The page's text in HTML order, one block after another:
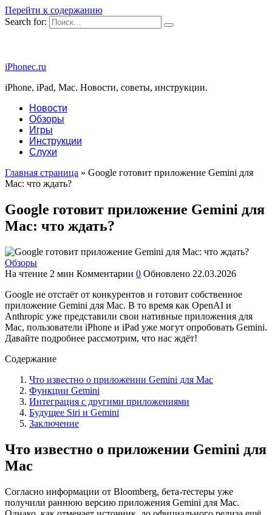
Перейти к содержанию
Search for:
iPhonec.ru
iPhone, iPad, Mac. Новости, советы, инструкции.
Новости
Обзоры
Игры
Инструкции
Слухи
Главная страница » Google готовит приложение Gemini для
Mac: что ждать?
Google готовит приложение Gemini для
Mac: что ждать?
Обзоры
На чтение 2 мин Комментарии 0 Обновлено 22.03.2026
Google не отстаёт от конкурентов и готовит собственное
приложение Gemini для Mac. В то время как OpenAI и
Anthropic уже представили свои нативные приложения для
Mac, пользователи iPhone и iPad уже могут опробовать Gemini.
Давайте подробнее рассмотрим, что нас ждёт!
Содержание
Что известно о приложении Gemini для Mac
Функции Gemini
Интеграция с другими приложениями
Будущее Siri и Gemini
Заключение
Что известно о приложении Gemini для
Mac
Согласно информации от Bloomberg, бета-тестеры уже
получили раннюю версию приложения Gemini для Mac.